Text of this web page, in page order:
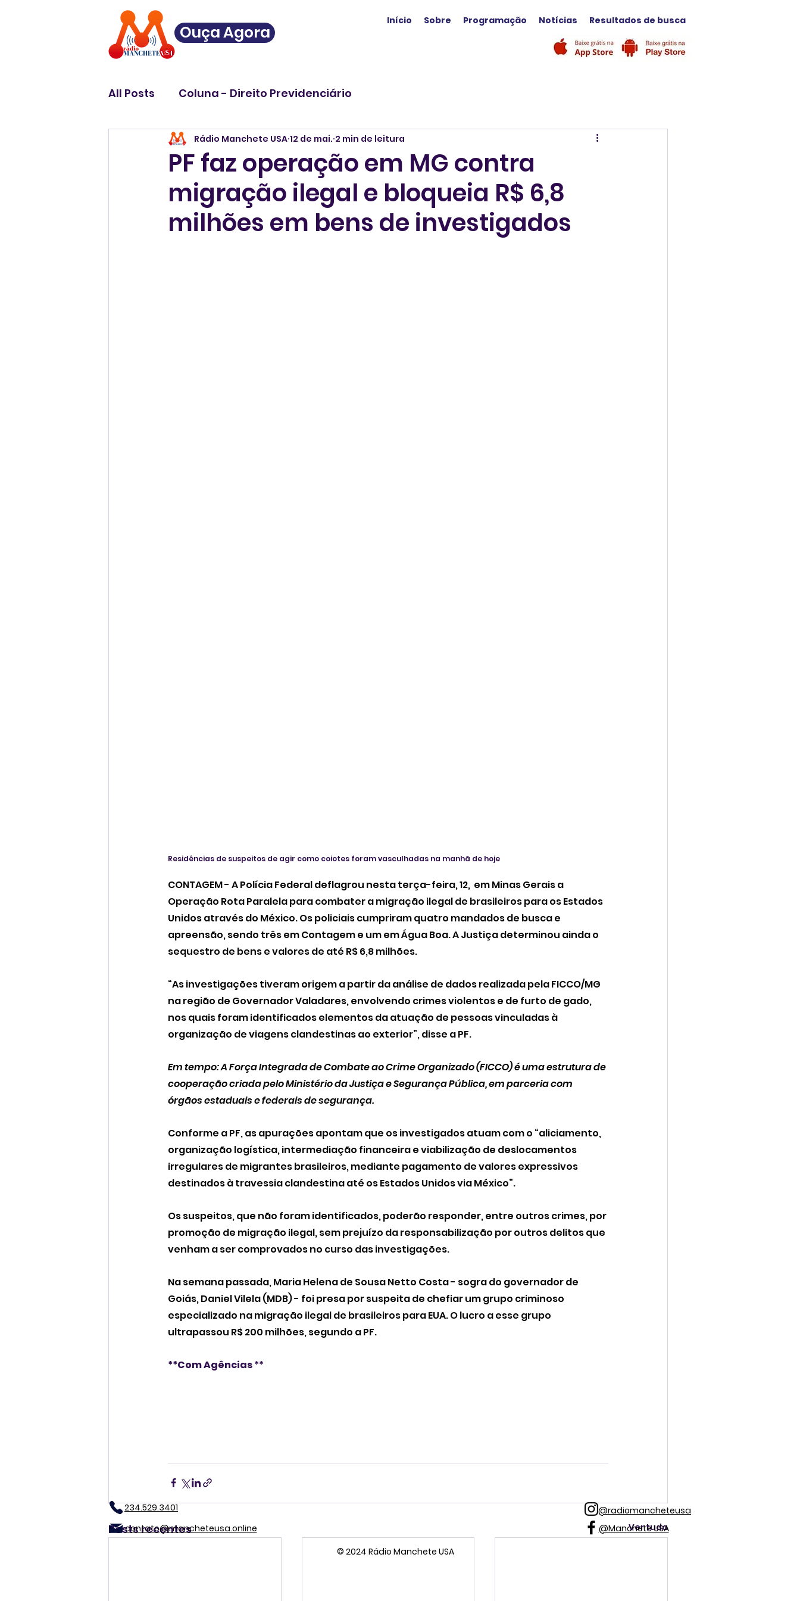
Ouça Agora
Início Sobre Programação Notícias Resultados de busca
All Posts Coluna - Direito Previdenciário
PF faz operação em MG contra
migração ilegal e bloqueia R$ 6,8
milhões em bens de investigados
Rádio Manchete USA 12 de mai. 2 min de leitura
Residências de suspeitos de agir como coiotes foram vasculhadas na manhã de hoje
CONTAGEM - A Polícia Federal deflagrou nesta terça-feira, 12,  em Minas Gerais a
Operação Rota Paralela para combater a migração ilegal de brasileiros para os Estados
Unidos através do México. Os policiais cumpriram quatro mandados de busca e
apreensão, sendo três em Contagem e um em Água Boa. A Justiça determinou ainda o
sequestro de bens e valores de até R$ 6,8 milhões.
“As investigações tiveram origem a partir da análise de dados realizada pela FICCO/MG
na região de Governador Valadares, envolvendo crimes violentos e de furto de gado,
nos quais foram identificados elementos da atuação de pessoas vinculadas à
organização de viagens clandestinas ao exterior”, disse a PF.
Em tempo: A Força Integrada de Combate ao Crime Organizado (FICCO) é uma estrutura de
cooperação criada pelo Ministério da Justiça e Segurança Pública, em parceria com
órgãos estaduais e federais de segurança.
Conforme a PF, as apurações apontam que os investigados atuam com o “aliciamento,
organização logística, intermediação financeira e viabilização de deslocamentos
irregulares de migrantes brasileiros, mediante pagamento de valores expressivos
destinados à travessia clandestina até os Estados Unidos via México”.
Os suspeitos, que não foram identificados, poderão responder, entre outros crimes, por
promoção de migração ilegal, sem prejuízo da responsabilização por outros delitos que
venham a ser comprovados no curso das investigações.
Na semana passada, Maria Helena de Sousa Netto Costa - sogra do governador de
Goiás, Daniel Vilela (MDB) - foi presa por suspeita de chefiar um grupo criminoso
especializado na migração ilegal de brasileiros para EUA. O lucro a esse grupo
ultrapassou R$ 200 milhões, segundo a PF.
**Com Agências **
Posts recentes Ver tudo
234.529.3401
contato@mancheteusa.online
@radiomancheteusa
@Manchete USA
© 2024 Rádio Manchete USA